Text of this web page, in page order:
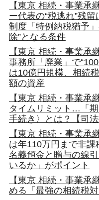
【東京 相続・事業承
ー代表の“税逃れ”残
制度「特例納税猶予
除”となる条件
【東京 相続・事業承
事務所「廃業」で
は10億円規模、相続
額の資産
【東京 相続・事業承
タイムリミット…「
手続き〉とは？【司法
【東京 相続・事業承
は年110万円まで非
名義預金と贈与の線
いるか」がポイント
【東京 相続・事業承
める「最強の相続税